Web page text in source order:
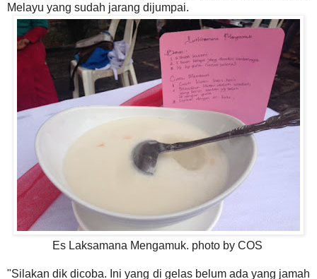
Melayu yang sudah jarang dijumpai.
Es Laksamana Mengamuk. photo by COS
"Silakan dik dicoba. Ini yang di gelas belum ada yang jamah